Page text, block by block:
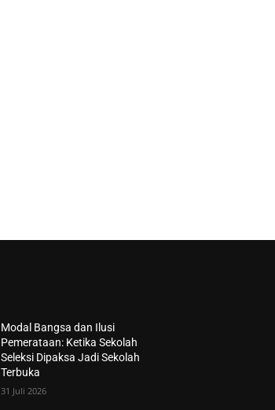
Modal Bangsa dan Ilusi
Pemerataan: Ketika Sekolah
Seleksi Dipaksa Jadi Sekolah
Terbuka
31 Juli 2026